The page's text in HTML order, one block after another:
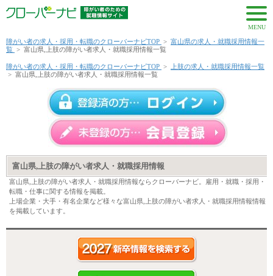
MENU
障がい者の求人・採用・転職のクローバーナビTOP > 富山県の求人・就職採用情報一
覧 > 富山県,上肢の障がい者求人・就職採用情報一覧
障がい者の求人・採用・転職のクローバーナビTOP >
上肢の求人・就職採用情報一覧
> 富山県,上肢の障がい者求人・就職採用情報一覧
富山県,上肢の障がい者求人・就職採用情報
富山県,上肢の障がい者求人・就職採用情報ならクローバーナビ。雇用・就職・採用・
転職・仕事に関する情報を掲載。
上場企業・大手・有名企業など様々な富山県,上肢の障がい者求人・就職採用情報情報
を掲載しています。